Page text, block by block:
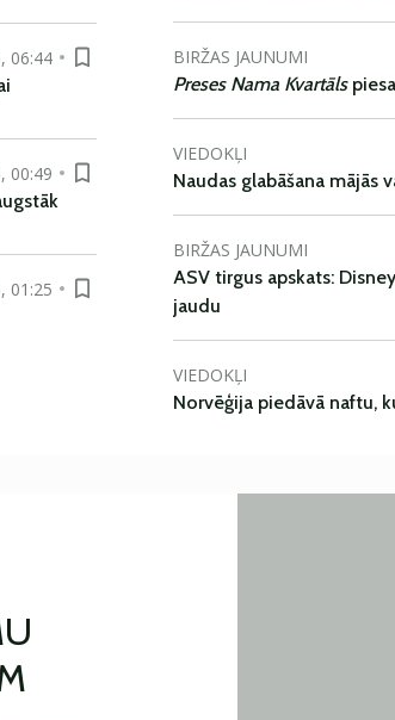
06:44
00:49
01:25
BIRŽAS JAUNUMI
Preses Nama Kvartāls
VIEDOKĻI
Naudas glabāšana mājās
BIRŽAS JAUNUMI
ASV tirgus apskats:
jaudu
VIEDOKĻI
Norvēģija piedāvā naftu,